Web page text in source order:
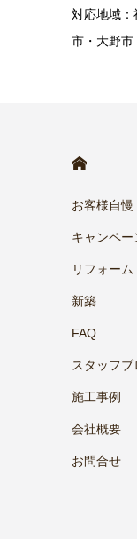
対応地域：
市・大野市
お客様自慢
キャンペー
リフォーム
新築
FAQ
スタッフブ
施工事例
会社概要
お問合せ